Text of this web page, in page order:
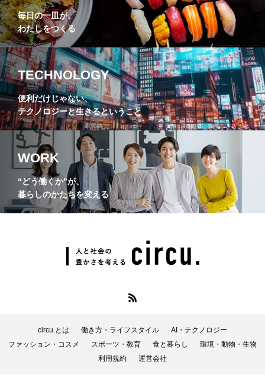
毎日の一皿が、
わたしをつくる
TECHNOLOGY
便利だけじゃない、
テクノロジーと生きるということ
WORK
“どう働くか”が、
暮らしのかたちを変える
circu.とは 働き方・ライフスタイル
AI・テクノロジー
ファッション・コスメ
スポーツ・教育 食と暮らし
環境・動物・生物
利用規約
運営会社